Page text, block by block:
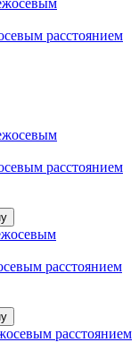
расстоянием
расстоянием
расстоянием